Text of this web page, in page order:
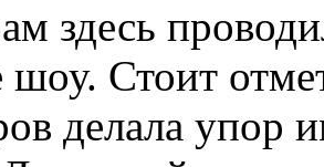
здесь
шоу. Стоит
делала упор